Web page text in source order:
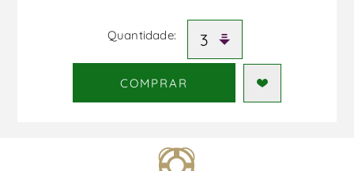
Quantidade:
COMPRAR